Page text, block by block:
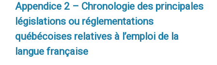
Appendice 2 – Chronologie des principales
législations ou réglementations
québécoises relatives à l’emploi de la
langue française